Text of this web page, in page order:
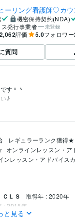
リング看護師♡カウ
機密保持契約(NDA)
発行事業者
未登録
2,062評価 5.0フォロワー
質問
す＾＾
♪
　レギュラーランク獲得
オンラインレッスン・
ンレッスン・アドバイス
ＣＬＳ 取得年 : 2020年
: 2015年
ＬＳヘルスケアプロバイ
と見る